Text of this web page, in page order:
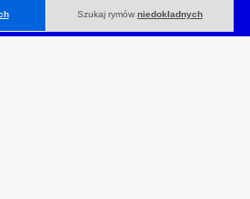
Szukaj rymów niedokładnych